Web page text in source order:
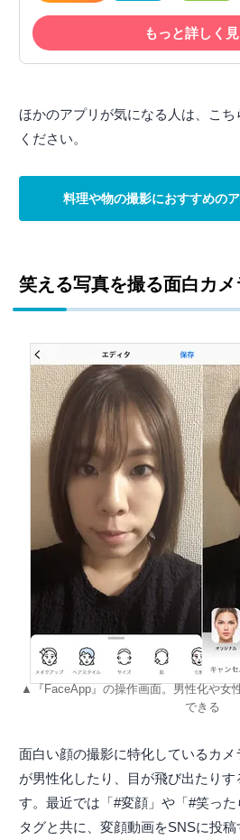
もっと詳しく
ほかのアプリが気になる人は、こ
ください。
料理や物の撮影におすすめの
笑える写真を撮る面白カメ
▲『FaceApp』の操作画面。男性化や女
できる
面白い顔の撮影に特化しているカ
が男性化したり、目が飛び出たりす
す。最近では「#変顔」や「#笑っ
タグと共に、変顔動画をSNSに投